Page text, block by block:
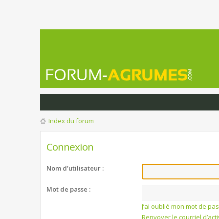
Index du forum
Connexion
Nom d’utilisateur :
Mot de passe :
J’ai oublié mon mot de
Renvoyer le courriel